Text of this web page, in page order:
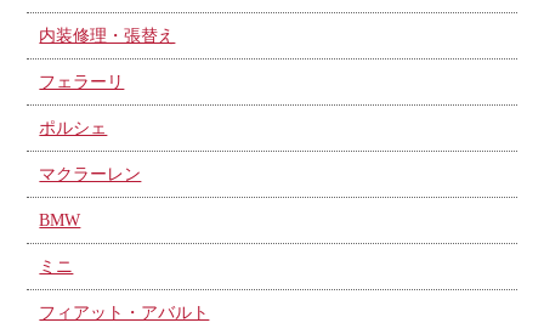
内装修理・張替え
フェラーリ
ポルシェ
マクラーレン
BMW
ミニ
フィアット・アバルト